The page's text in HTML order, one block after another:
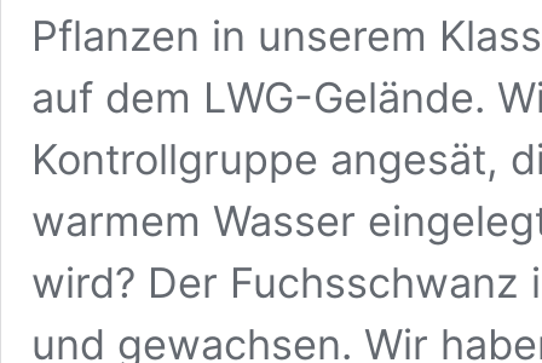
Pflanzen in unserem
auf dem LWG-Gelände.
Kontrollgruppe angesät,
warmem Wasser
wird? Der
und gewachsen. Wir